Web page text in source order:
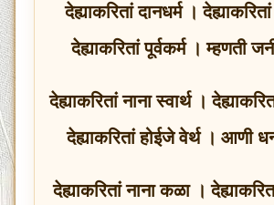
देह्याकरितां दानधर्म । देह्याकरितां
देह्याकरितां पूर्वकर्म । म्हणती
देह्याकरितां नाना स्वार्थ ।
देह्याकरितां होईजे वेर्थ । आणी
देह्याकरितां नाना कळा ।